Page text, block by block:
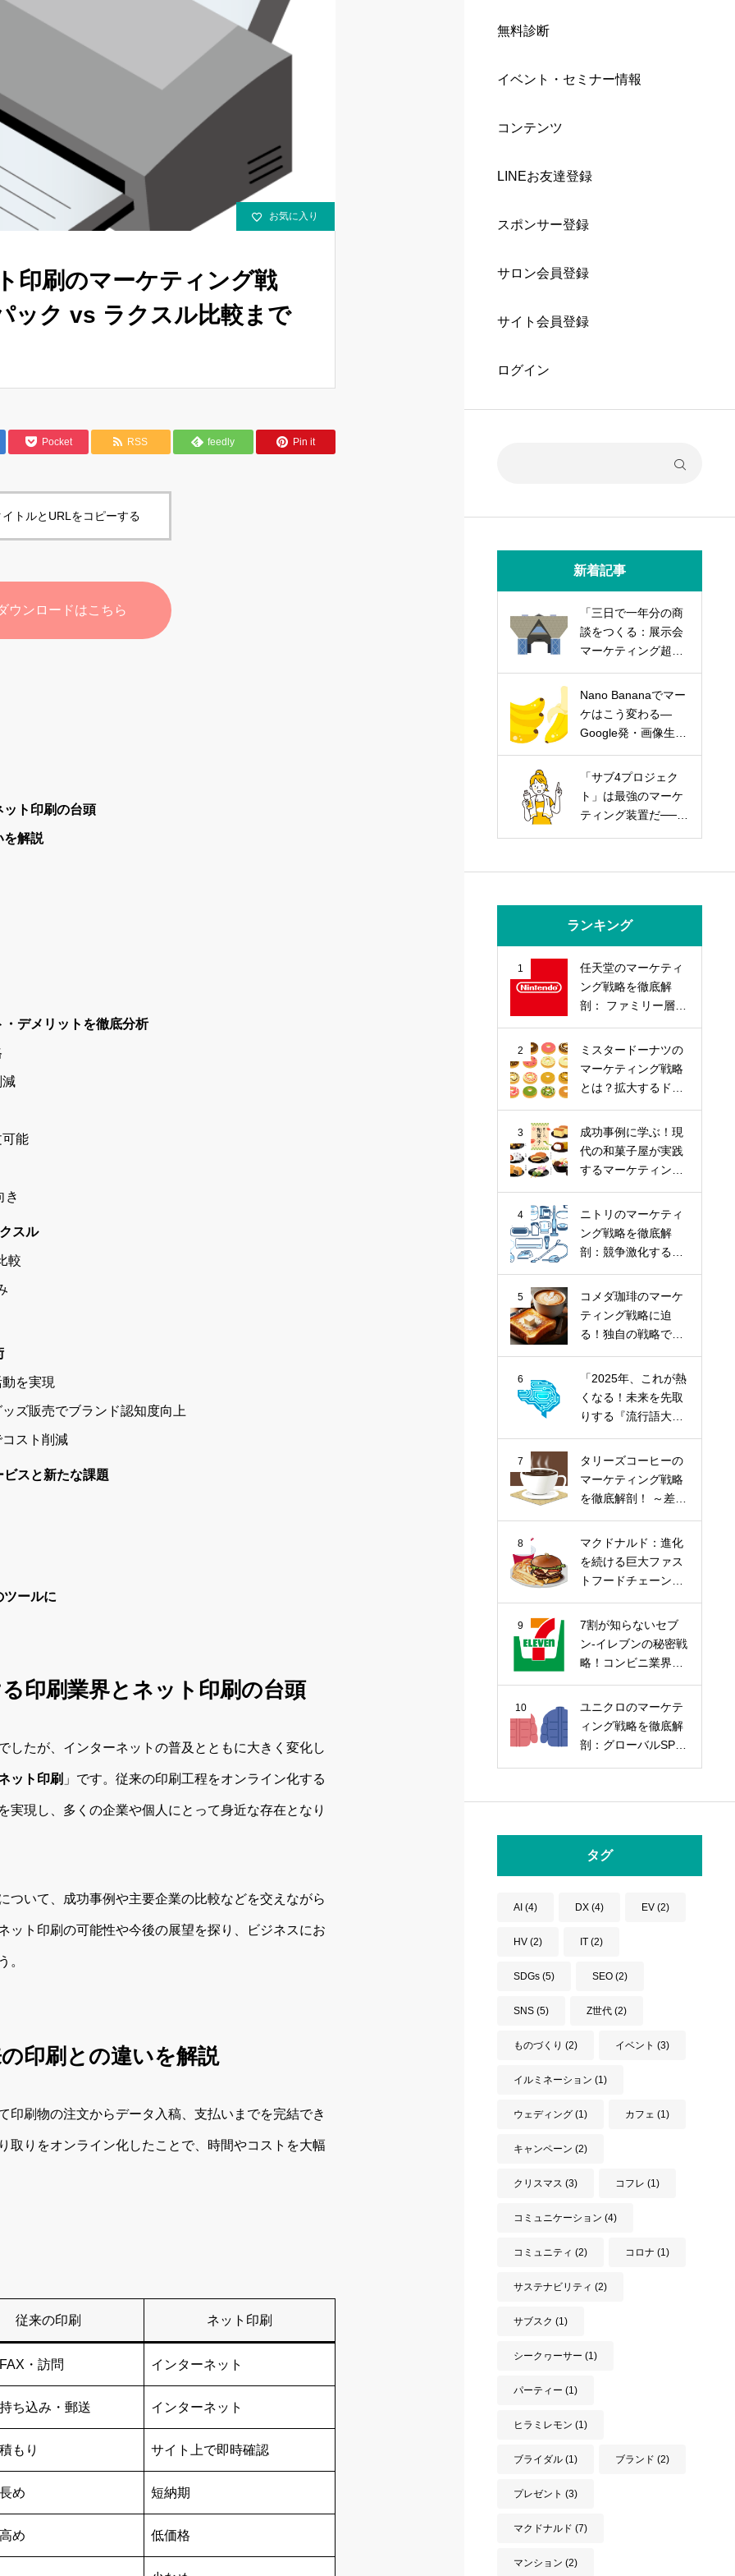
無料診断
イベント・セミナー情報
コンテンツ
LINEお友達登録
スポンサー登録
サロン会員登録
サイト会員登録
ログイン
新着記事
「三日で一年分の商
談をつくる：展示会
マーケティング超実
Nano Bananaでマー
ケはこう変わる―
Google発・画像生成
戦略
「サブ4プロジェク
ト」は最強のマーケ
ティング装置だ──走
ランキング
1
任天堂のマーケティ
ング戦略を徹底解
剖： ファミリー層の
戦略とは？
2
ミスタードーナツの
マーケティング戦略
とは？拡大するドー
む！
3
成功事例に学ぶ！現
代の和菓子屋が実践
するマーケティング
4
ニトリのマーケティ
ング戦略を徹底解
剖：競争激化する家
「お、ねだん以
上。」の価値提供
5
コメダ珈琲のマーケ
ティング戦略に迫
る！独自の戦略で喫
6
「2025年、これが熱
くなる！未来を先取
りする『流行語大賞
心トレンド」
7
タリーズコーヒーの
マーケティング戦略
を徹底解剖！ ～差別
題まで～
8
マクドナルド：進化
を続ける巨大ファス
トフードチェーンの
9
7割が知らないセブ
ン-イレブンの秘密戦
略！コンビニ業界の
10
ユニクロのマーケテ
ィング戦略を徹底解
剖：グローバルSPA
タグ
AI (4) DX (4) EV (2)
HV (2) IT (2)
SDGs (5) SEO (2)
SNS (5) Z世代 (2)
ものづくり (2) イベント (3)
イルミネーション (1)
ウェディング (1) カフェ (1)
キャンペーン (2)
クリスマス (3) コフレ (1)
コミュニケーション (4)
コミュニティ (2) コロナ (1)
サステナビリティ (2)
サブスク (1)
シークヮーサー (1)
パーティー (1)
ヒラミレモン (1)
ブライダル (1) ブランド (2)
プレゼント (3)
マクドナルド (7)
マンション (2)
お気に入り
印刷のマーケティング戦
ック vs ラクスル比較まで
Pocket RSS feedly Pin it
トルとURLをコピーする
ウンロードはこちら
ト印刷の台頭
を解説
デメリットを徹底分析
能
き
スル
較
を実現
ズ販売でブランド認知度向上
スト削減
スと新たな課題
ツールに
印刷業界とネット印刷の台頭
したが、インターネットの普及とともに大きく変化し
ット印刷 」です。従来の印刷工程をオンライン化する
実現し、多くの企業や個人にとって身近な存在となり
ついて、成功事例や主要企業の比較などを交えながら
ット印刷の可能性や今後の展望を探り、ビジネスにお
。
印刷との違いを解説
印刷物の注文からデータ入稿、支払いまでを完結でき
取りをオンライン化したことで、時間やコストを大幅
従来の印刷 ネット印刷
・訪問 インターネット
ち込み・郵送 インターネット
もり サイト上で即時確認
め 短納期
め 低価格